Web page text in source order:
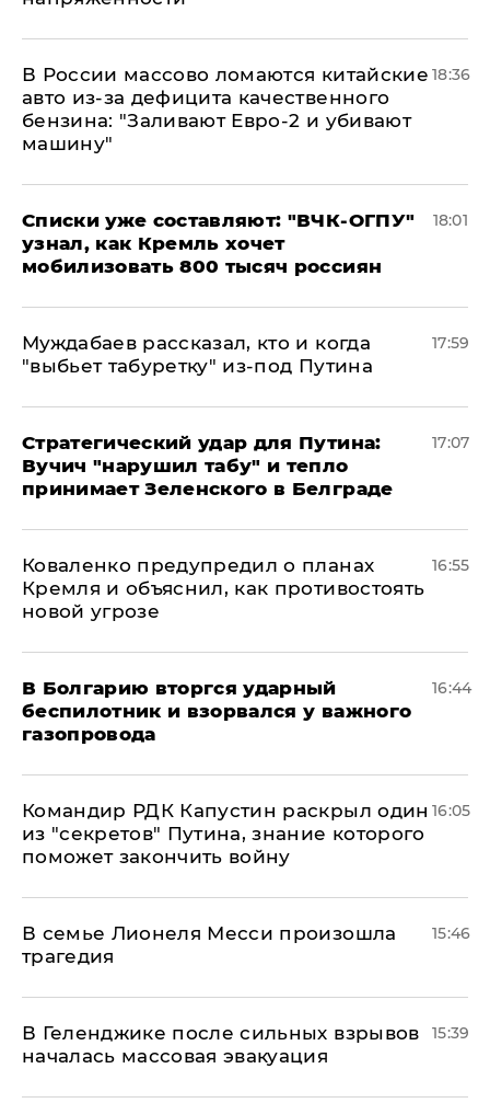
В России массово ломаются китайские
авто из-за дефицита качественного
бензина: "Заливают Евро-2 и убивают
машину"
18:36
Списки уже составляют: "ВЧК-ОГПУ"
узнал, как Кремль хочет
мобилизовать 800 тысяч россиян
18:01
Муждабаев рассказал, кто и когда
"выбьет табуретку" из-под Путина
17:59
Стратегический удар для Путина:
Вучич "нарушил табу" и тепло
принимает Зеленского в Белграде
17:07
Коваленко предупредил о планах
Кремля и объяснил, как противостоять
новой угрозе
16:55
В Болгарию вторгся ударный
беспилотник и взорвался у важного
газопровода
16:44
Командир РДК Капустин раскрыл один
из "секретов" Путина, знание которого
поможет закончить войну
16:05
В семье Лионеля Месси произошла
трагедия
15:46
В Геленджике после сильных взрывов
началась массовая эвакуация
15:39